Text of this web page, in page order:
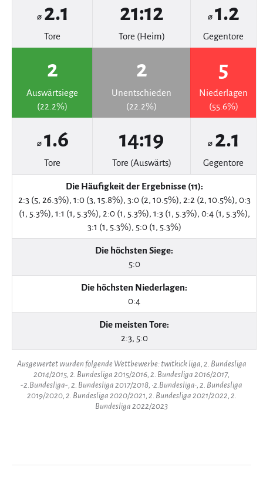
⌀ 2.1
Tore
21:12
Tore (Heim)
⌀ 1.2
Gegentore
2
Auswärtsiege
(22.2%)
2
Unentschieden
(22.2%)
5
Niederlagen
(55.6%)
⌀ 1.6
Tore
14:19
Tore (Auswärts)
⌀ 2.1
Gegentore
Die Häufigkeit der Ergebnisse (11):
2:3 (5, 26.3%), 1:0 (3, 15.8%), 3:0 (2, 10.5%), 2:2 (2, 10.5%), 0:3
(1, 5.3%), 1:1 (1, 5.3%), 2:0 (1, 5.3%), 1:3 (1, 5.3%), 0:4 (1, 5.3%),
3:1 (1, 5.3%), 5:0 (1, 5.3%)
Die höchsten Siege:
5:0
Die höchsten Niederlagen:
0:4
Die meisten Tore:
2:3, 5:0
Ausgewertet wurden folgende Wettbewerbe: twitkick liga, 2. Bundesliga
2014/2015, 2. Bundesliga 2015/2016, 2. Bundesliga 2016/2017,
-2.Bundesliga-, 2. Bundesliga 2017/2018, ·2.Bundesliga·, 2. Bundesliga
2019/2020, 2. Bundesliga 2020/2021, 2. Bundesliga 2021/2022, 2.
Bundesliga 2022/2023